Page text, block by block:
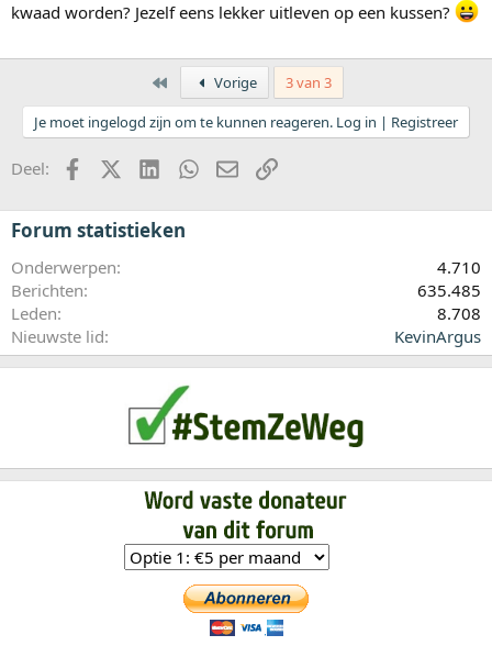
kwaad worden? Jezelf eens lekker uitleven op een kussen?
Eerste Vorige
3 van 3
Je moet ingelogd zijn om te kunnen reageren. Log in | Registreer
Deel: FacebookX (Twitter)LinkedInWhatsApp
E-mailkoppeling
Forum statistieken
Onderwerpen
4.710
Berichten
635.485
Leden
8.708
Nieuwste lid
KevinArgus